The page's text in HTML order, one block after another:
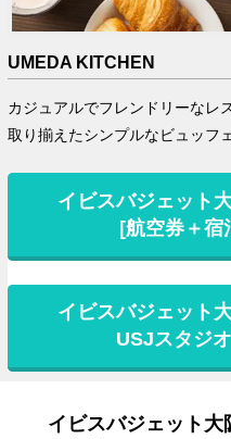
UMEDA KITCHEN
カジュアルでフレンドリーなレ
取り揃えたシンプルなビュッフ
イビスバジェット
[航空券＋宿
イビスバジェット
USJスタジ
イビスバジェット